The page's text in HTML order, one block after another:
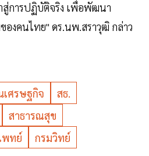
สู่การปฏิบัติจริง เพื่อพัฒนา
งคนไทย" ดร.นพ.สราวุฒิ กล่าว
เศรษฐกิจ
สธ.
สาธารณสุข
พทย์
กรมวิทย์